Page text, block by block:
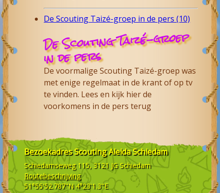
De Scouting Taizé-groep in de pers (10)
De Scouting Taizé-groep
in de pers
De voormalige Scouting Taizé-groep was
met enige regelmaat in de krant of op tv
te vinden. Lees en kijk hier de
voorkomens in de pers terug
BezoekadresScouting Aleida Schiedam
Schiedamseweg 115, 3121 JG Schiedam
Routebeschrijving
51°55'52.787"N 4°23'1.3"E